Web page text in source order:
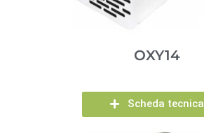
OXY14
Scheda tecnica